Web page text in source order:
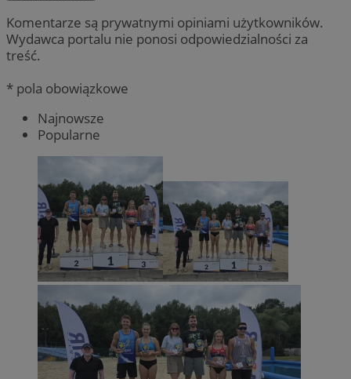
Komentarze są prywatnymi opiniami użytkowników.
Wydawca portalu nie ponosi odpowiedzialności za
treść.
* pola obowiązkowe
Najnowsze
Popularne